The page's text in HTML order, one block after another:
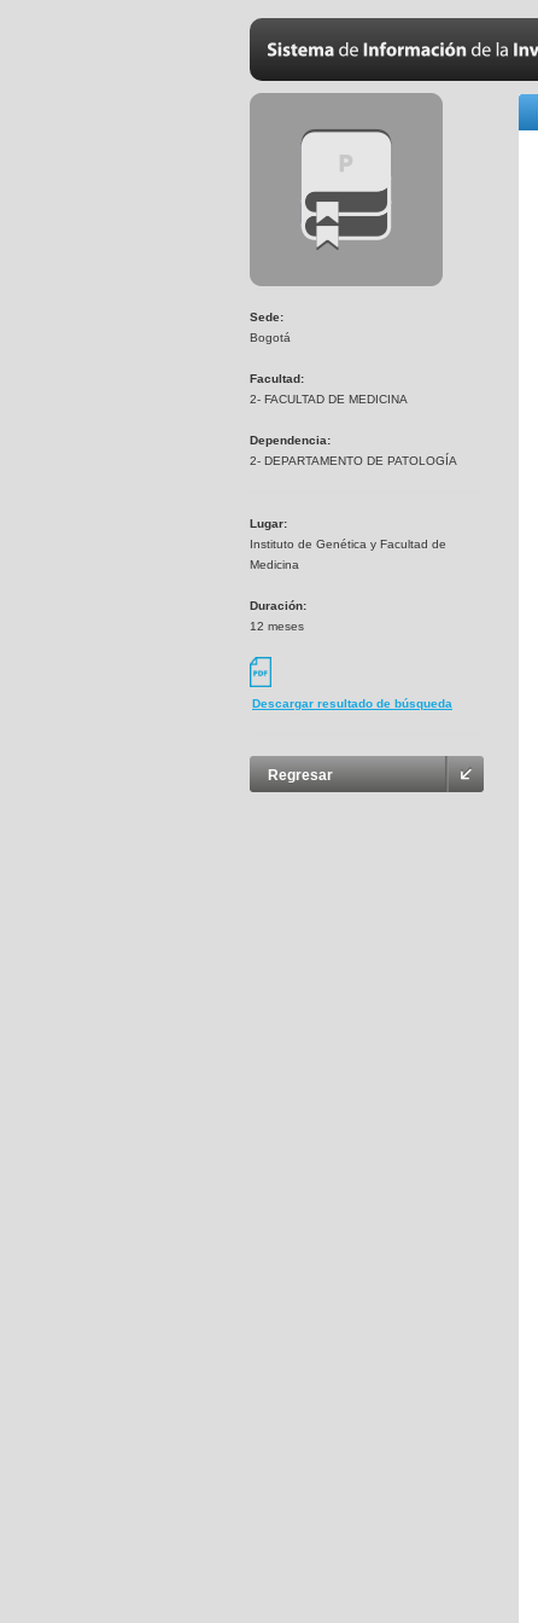
Sede:
Bogotá
Facultad:
2- FACULTAD DE MEDICINA
Dependencia:
2- DEPARTAMENTO DE PATOLOGÍA
Lugar:
Instituto de Genética y Facultad de
Medicina
Duración:
12 meses
Descargar resultado de búsqueda
Regresar